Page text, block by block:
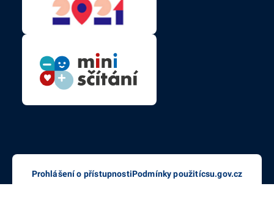
Prohlášení o přístupnostiPodmínky použitícsu.gov.cz